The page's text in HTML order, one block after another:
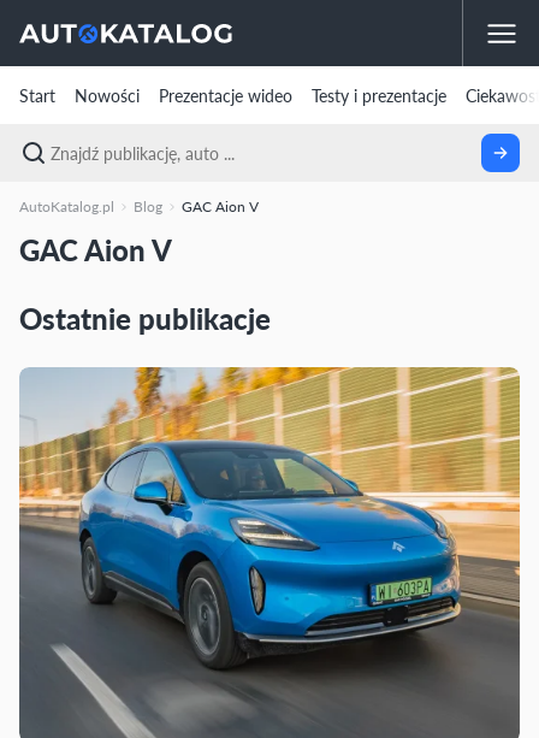
Start Nowości Prezentacje wideo Testy i prezentacje
AutoKatalog.pl Blog GAC Aion V
GAC Aion V
Ostatnie publikacje